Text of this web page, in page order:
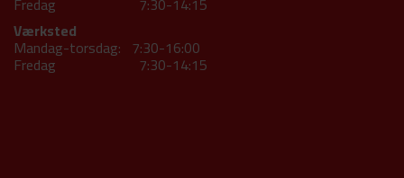
Værksted
Mandag-torsdag: 7:30-16:00
Fredag 7:30-14:15